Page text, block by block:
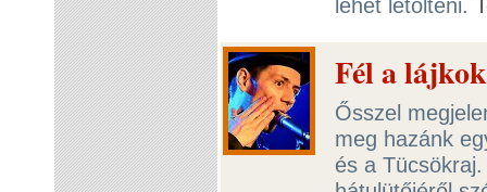
Fél a
Ősszel
meg hazánk
és a